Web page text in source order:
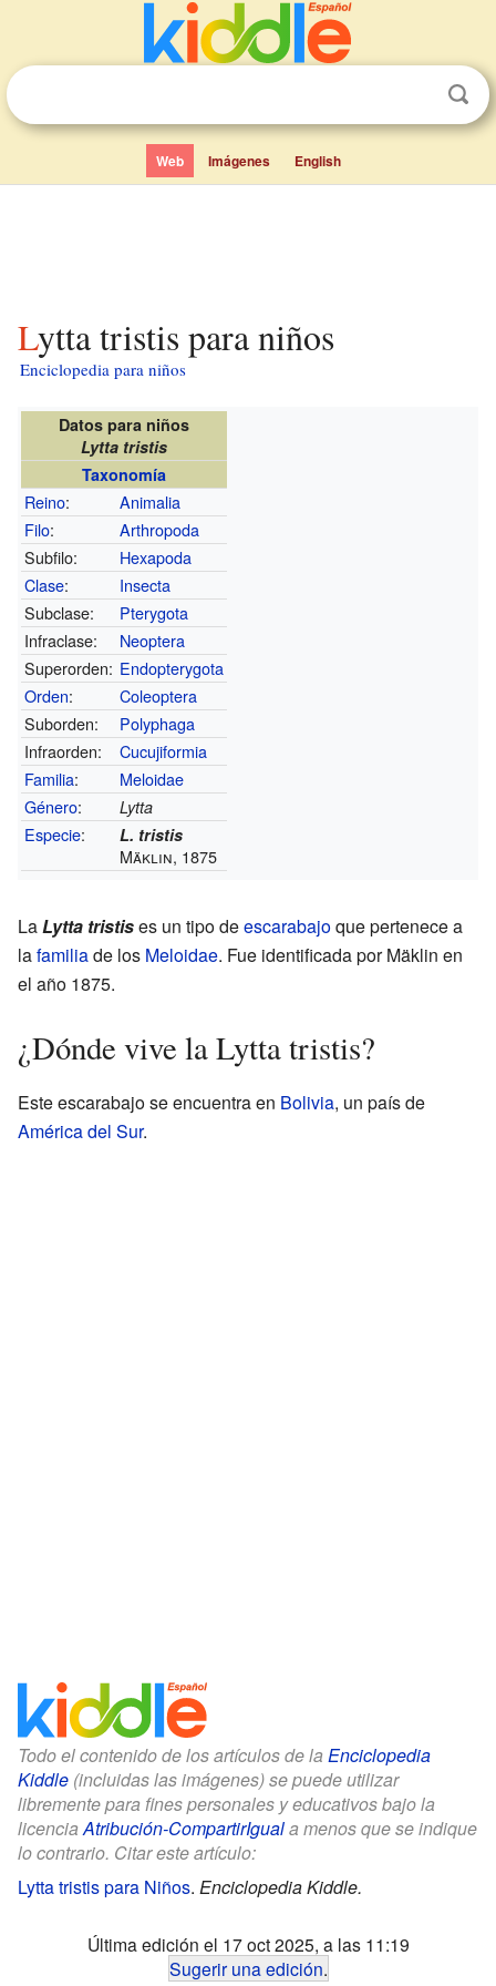
Web Imágenes English
Lytta tristis para niños
Enciclopedia para niños
Datos para niños
Lytta tristis
Taxonomía
Reino:
Animalia
Filo:
Arthropoda
Subfilo:
Hexapoda
Clase:
Insecta
Subclase:
Pterygota
Infraclase:
Neoptera
Superorden: Endopterygota
Orden:
Coleoptera
Suborden:
Polyphaga
Infraorden:
Cucujiformia
Familia:
Meloidae
Género: Lytta
Especie: L. tristis
Mäklin, 1875
LaLytta tristises un tipo deescarabajoque pertenece a
lafamiliade los Meloidae. Fue identificada por Mäklin en
el año 1875.
¿Dónde vive la Lytta tristis?
Este escarabajo se encuentra en Bolivia, un país de
América del Sur.
Todo el contenido de los artículos de la Enciclopedia
Kiddle (incluidas las imágenes) se puede utilizar
libremente para fines personales y educativos bajo la
licenciaAtribución-CompartirIguala menos que se indique
lo contrario. Citar este artículo:
Lytta tristis para Niños. Enciclopedia Kiddle.
Última edición el 17 oct 2025, a las 11:19
Sugerir una edición.